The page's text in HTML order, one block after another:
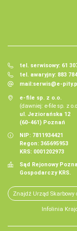
tel. serwisowy: 61
tel. awaryjny: 883
mail:serwis@e-pity.pl
e-file sp. z o.o.
(dawniej: e-file sp. z
ul. Jeziorańska 12
(60-461) Poznań
NIP: 7811934421
Regon: 365695953
KRS: 0001202973
Sąd Rejonowy
Gospodarczy KRS.
Znajdź Urząd Skarbowy
Infolinia